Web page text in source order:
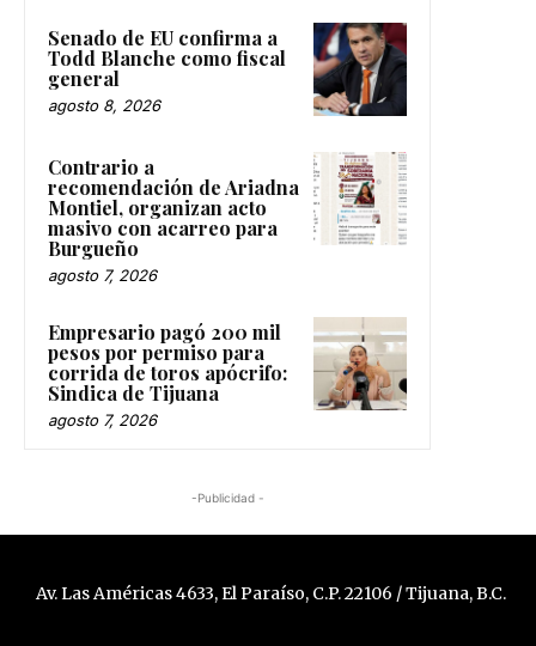
Senado de EU confirma a
Todd Blanche como fiscal
general
agosto 8, 2026
Contrario a
recomendación de Ariadna
Montiel, organizan acto
masivo con acarreo para
Burgueño
agosto 7, 2026
Empresario pagó 200 mil
pesos por permiso para
corrida de toros apócrifo:
Sindica de Tijuana
agosto 7, 2026
-Publicidad -
Av. Las Américas 4633, El Paraíso, C.P. 22106 / Tijuana, B.C.